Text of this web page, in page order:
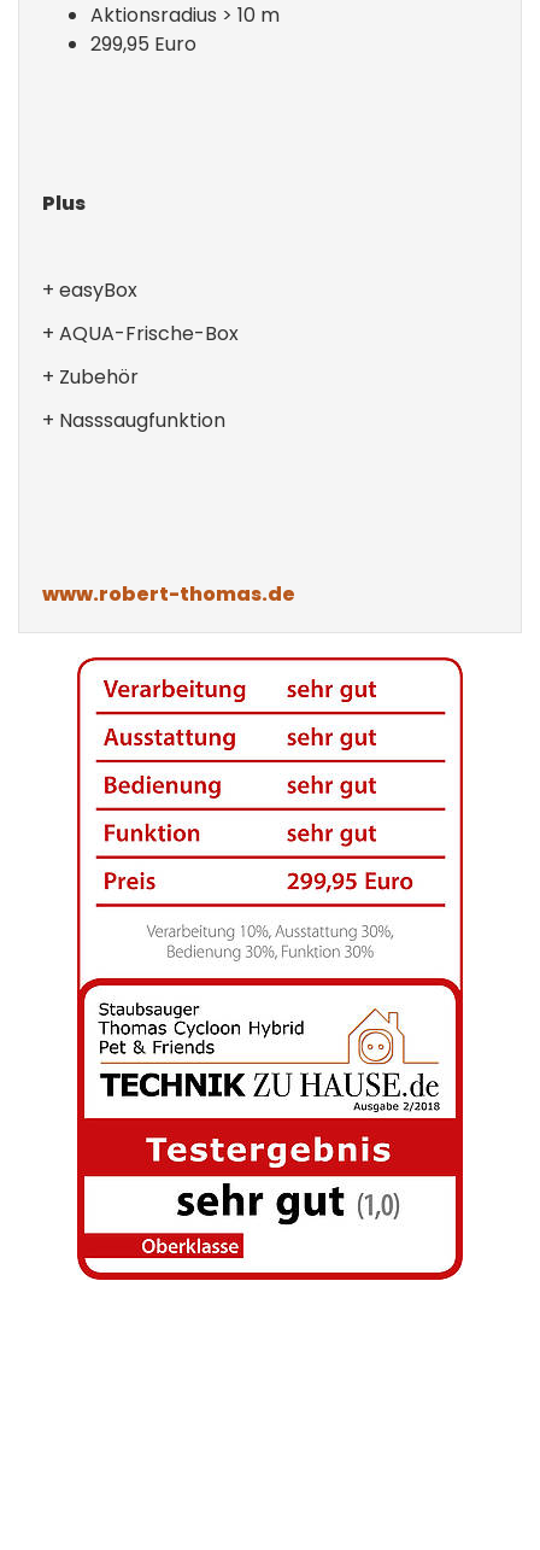
Aktionsradius > 10 m
299,95 Euro
Plus
+ easyBox
+ AQUA-Frische-Box
+ Zubehör
+ Nasssaugfunktion
www.robert-thomas.de